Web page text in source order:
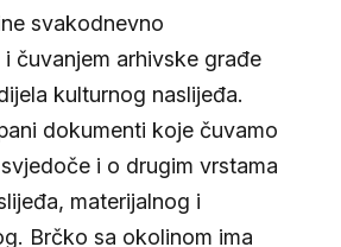
svakodnevno
i čuvanjem arhivske građe
kulturnog naslijeđa.
dokumenti koje čuvamo
i o drugim vrstama
materijalnog i
Brčko sa okolinom ima